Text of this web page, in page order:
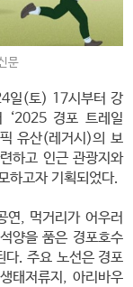
문
일(토) 17시부터 강
‘2025 경포 트레일
유산(레거시)의 보
하고 인근 관광지와
하고자 기획되었다.
연, 먹거리가 어우러
양을 품은 경포호수
다. 주요 노선은 경포
태저류지, 아리바우